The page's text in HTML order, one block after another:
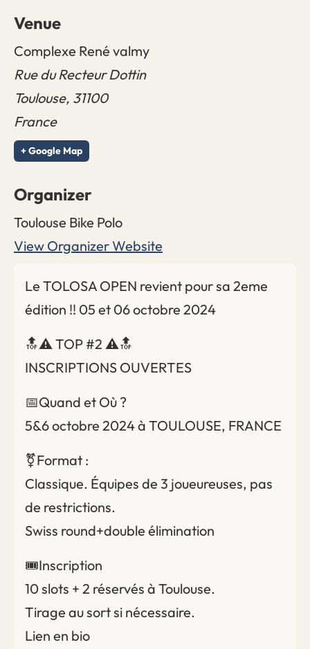
Le TOLOSA OPEN revient pour sa 2eme
édition !! 05 et 06 octobre 2024
🔝⚠️ TOP #2 ⚠️🔝
INSCRIPTIONS OUVERTES
📅Quand et Où ?
5&6 octobre 2024 à TOULOUSE, FRANCE
⚧️Format :
Classique. Équipes de 3 joueureuses, pas
de restrictions.
Swiss round+double élimination
🎟️Inscription
10 slots + 2 réservés à Toulouse.
Tirage au sort si nécessaire.
Lien en bio
Venue
Complexe René valmy
Rue du Recteur Dottin
Toulouse, 31100
France
+ Google Map
Organizer
Toulouse Bike Polo
View Organizer Website